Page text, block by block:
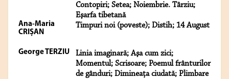
Contopiri; Setea; Noiembrie. Târziu;
Eşarfa tibetană
Ana-Maria
CRIȘAN
Timpuri noi (poveste); Distih; 14 August
George TERZIU
Linia imaginară; Aşa cum zici;
Momentul; Scrisoare; Poemul frânturilor
de gânduri; Dimineaţa ciudată; Plimbare